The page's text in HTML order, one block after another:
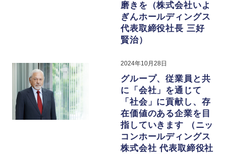
磨きを（株式会社いよ
ぎんホールディングス
代表取締役社長 三好
賢治）
2024年10月28日
グループ、従業員と共
に「会社」を通じて
「社会」に貢献し、存
在価値のある企業を目
指していきます （ニッ
コンホールディングス
株式会社 代表取締役社